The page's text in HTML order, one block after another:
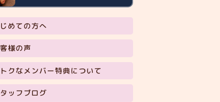
めての方へ
様の声
クなメンバー特典について
ッフブログ